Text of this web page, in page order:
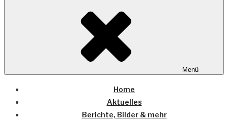
Menü
Home
Aktuelles
Berichte, Bilder & mehr